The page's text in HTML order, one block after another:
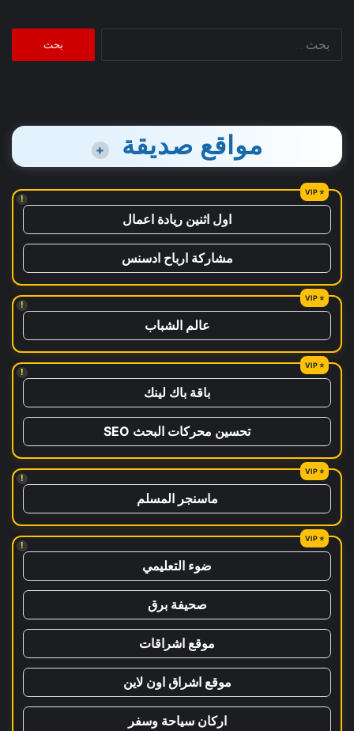
مواقع صديقة +
!
اول اثنين ريادة اعمال
مشاركة ارباح ادسنس
!
عالم الشباب
!
باقة باك لينك
تحسين محركات البحث SEO
!
ماسنجر المسلم
!
ضوء التعليمي
صحيفة برق
موقع اشراقات
موقع اشراق اون لاين
اركان سياحة وسفر